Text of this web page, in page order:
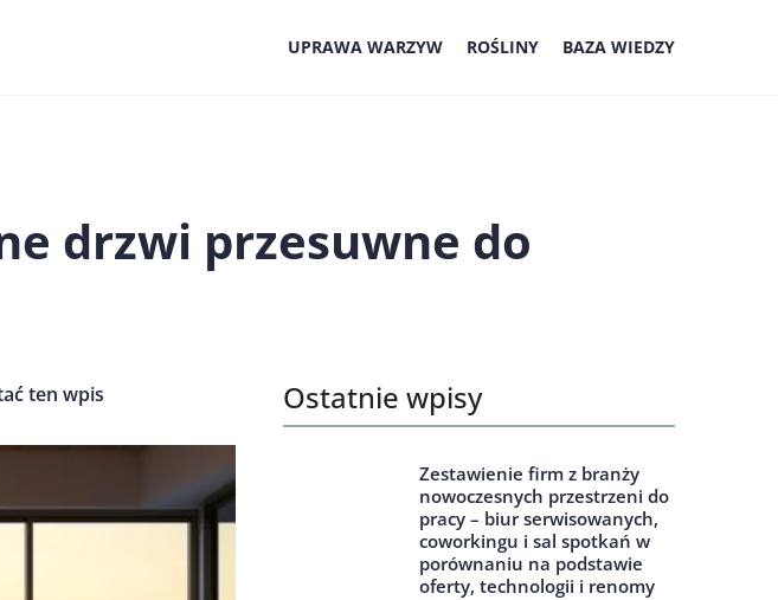
UPRAWA WARZYW ROŚLINY BAZA WIEDZY
drzwi przesuwne do
ten wpis Ostatnie wpisy
Zestawienie firm z branży
nowoczesnych przestrzeni do
pracy – biur serwisowanych,
coworkingu i sal spotkań w
porównaniu na podstawie
oferty, technologii i renomy